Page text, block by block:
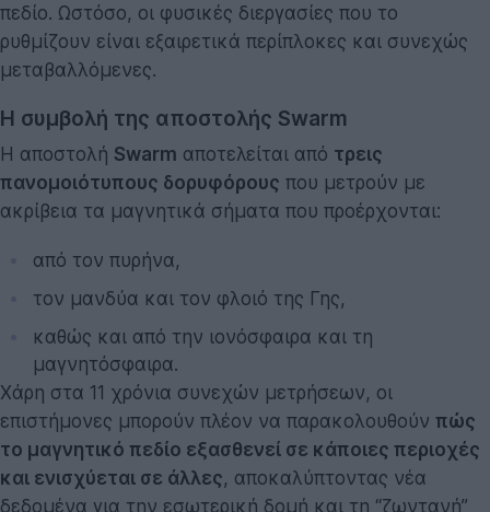
πεδίο. Ωστόσο, οι φυσικές διεργασίες που το
ρυθμίζουν είναι εξαιρετικά περίπλοκες και συνεχώς
μεταβαλλόμενες.
Η συμβολή της αποστολής Swarm
Η αποστολή Swarm αποτελείται από τρεις
πανομοιότυπους δορυφόρους που μετρούν με
ακρίβεια τα μαγνητικά σήματα που προέρχονται:
από τον πυρήνα,
τον μανδύα και τον φλοιό της Γης,
καθώς και από την ιονόσφαιρα και τη
μαγνητόσφαιρα.
Χάρη στα 11 χρόνια συνεχών μετρήσεων, οι
επιστήμονες μπορούν πλέον να παρακολουθούν πώς
το μαγνητικό πεδίο εξασθενεί σε κάποιες περιοχές
και ενισχύεται σε άλλες, αποκαλύπτοντας νέα
δεδομένα για την εσωτερική δομή και τη “ζωντανή”